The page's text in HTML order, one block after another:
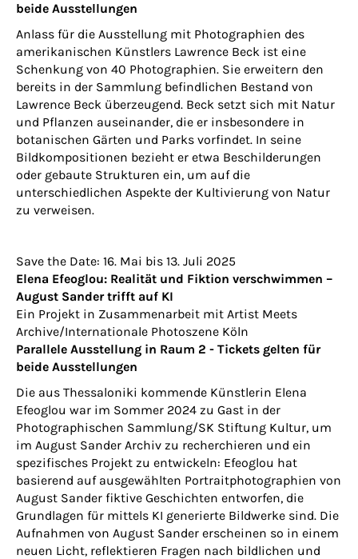
beide Ausstellungen
Anlass für die Ausstellung mit Photographien des
amerikanischen Künstlers Lawrence Beck ist eine
Schenkung von 40 Photographien. Sie erweitern den
bereits in der Sammlung befindlichen Bestand von
Lawrence Beck überzeugend. Beck setzt sich mit Natur
und Pflanzen auseinander, die er insbesondere in
botanischen Gärten und Parks vorfindet. In seine
Bildkompositionen bezieht er etwa Beschilderungen
oder gebaute Strukturen ein, um auf die
unterschiedlichen Aspekte der Kultivierung von Natur
zu verweisen.
Save the Date: 16. Mai bis 13. Juli 2025
Elena Efeoglou: Realität und Fiktion verschwimmen –
August Sander trifft auf KI
Ein Projekt in Zusammenarbeit mit Artist Meets
Archive/Internationale Photoszene Köln
Parallele Ausstellung in Raum 2 - Tickets gelten für
beide Ausstellungen
Die aus Thessaloniki kommende Künstlerin Elena
Efeoglou war im Sommer 2024 zu Gast in der
Photographischen Sammlung/SK Stiftung Kultur, um
im August Sander Archiv zu recherchieren und ein
spezifisches Projekt zu entwickeln: Efeoglou hat
basierend auf ausgewählten Portraitphotographien von
August Sander fiktive Geschichten entworfen, die
Grundlagen für mittels KI generierte Bildwerke sind. Die
Aufnahmen von August Sander erscheinen so in einem
neuen Licht, reflektieren Fragen nach bildlichen und